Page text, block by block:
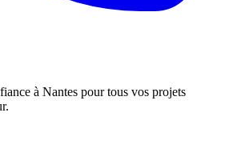
à Nantes pour tous vos projets